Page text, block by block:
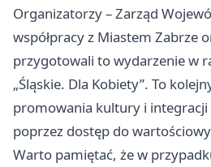
Organizatorzy – Zarząd
współpracy z Miastem Zabrze
przygotowali to wydarzenie w
„Śląskie. Dla Kobiety”. To
promowania kultury i
poprzez dostęp do
Warto pamiętać, że w